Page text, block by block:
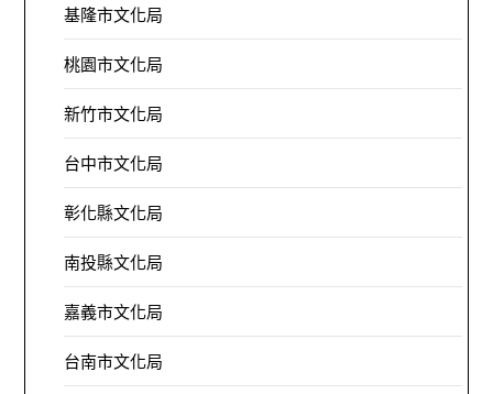
基隆市文化局
桃園市文化局
新竹市文化局
台中市文化局
彰化縣文化局
南投縣文化局
嘉義市文化局
台南市文化局